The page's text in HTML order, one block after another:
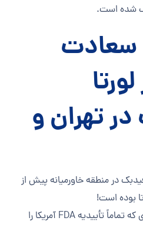
سعادت
تهران و
در منطقه خاورمیانه پیش از
بوده است!
2. استفاده از دستگاه‌های بروزی که تماماً تأییدیه FDA آمریکا را